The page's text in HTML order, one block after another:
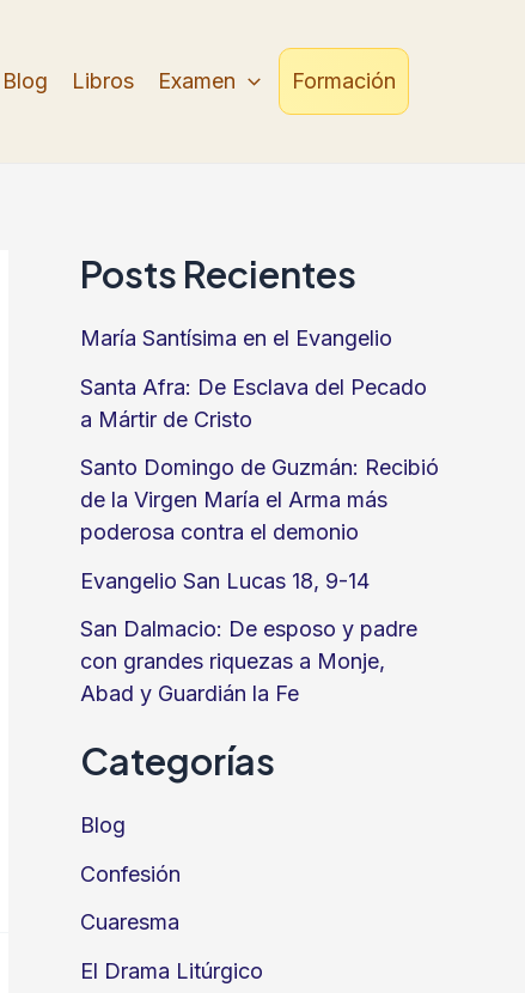
Blog Libros Examen Formación
Posts Recientes
María Santísima en el Evangelio
Santa Afra: De Esclava del Pecado
a Mártir de Cristo
Santo Domingo de Guzmán: Recibió
de la Virgen María el Arma más
poderosa contra el demonio
Evangelio San Lucas 18, 9-14
San Dalmacio: De esposo y padre
con grandes riquezas a Monje,
Abad y Guardián la Fe
Categorías
Blog
Confesión
Cuaresma
El Drama Litúrgico